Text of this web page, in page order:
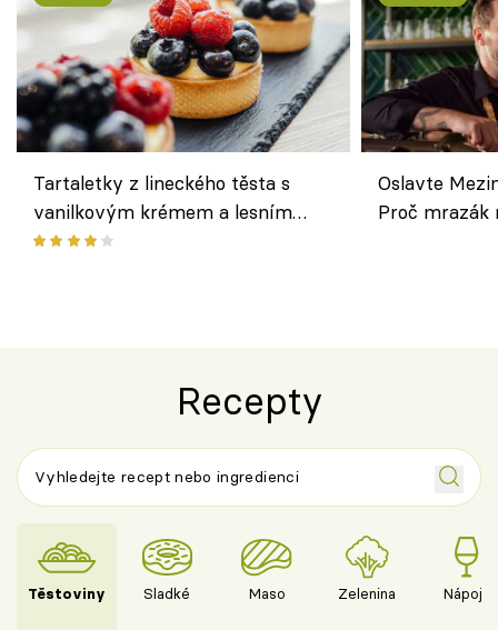
Tartaletky z lineckého těsta s
vanilkovým krémem a lesním
ovocem podle Bread Society
Oslavte
Proč
Recepty
Těstoviny Sladké Maso Zelenina Nápoje